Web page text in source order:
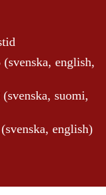
english,
suomi,
english)